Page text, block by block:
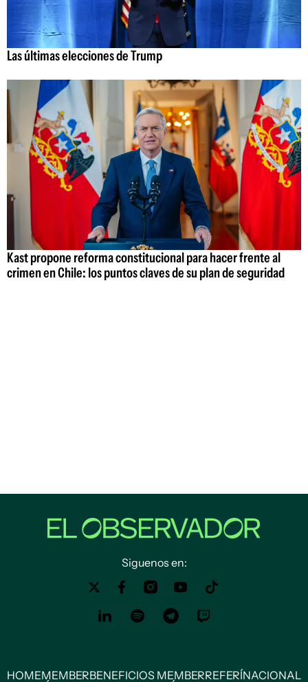
Las últimas elecciones de Trump
Kast propone reforma constitucional para hacer frente al
crimen en Chile: los puntos claves de su plan de seguridad
Siguenos en:
HOMEMEMBERBENEFICIOS MEMBERREFERÍNACIONAL